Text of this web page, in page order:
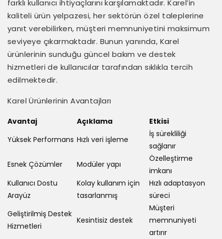
farklı kullanıcı ihtiyaçlarını karşılamaktadır. Karel’in
kaliteli ürün yelpazesi, her sektörün özel taleplerine
yanıt verebilirken, müşteri memnuniyetini maksimum
seviyeye çıkarmaktadır. Bunun yanında, Karel
ürünlerinin sunduğu güncel bakım ve destek
hizmetleri de kullanıcılar tarafından sıklıkla tercih
edilmektedir.
Karel Ürünlerinin Avantajları
Avantaj Açıklama
Etkisi
Yüksek Performans Hızlı veri işleme
İş sürekliliği
sağlanır
Esnek Çözümler
Modüler yapı
Özelleştirme
imkanı
Kullanıcı Dostu
Arayüz
Kolay kullanım için
tasarlanmış
Hızlı adaptasyon
süreci
Geliştirilmiş Destek
Hizmetleri
Kesintisiz destek
Müşteri
memnuniyeti
artırır